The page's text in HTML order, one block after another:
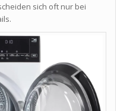
sich oft nur bei